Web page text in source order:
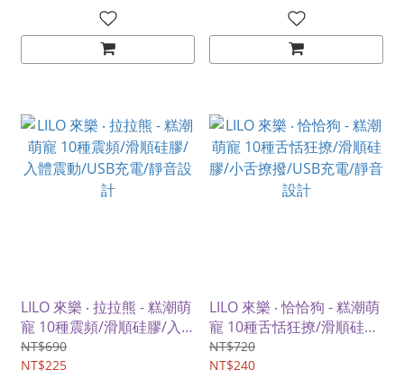
LILO 來樂 ‧ 拉拉熊 - 糕潮萌
寵 10種震頻/滑順硅膠/入
體震動/USB充電/靜音設計
NT$690
NT$225
LILO 來樂 ‧ 恰恰狗 - 糕潮萌
寵 10種舌恬狂撩/滑順硅
膠/小舌撩撥/USB充電/靜音
設計
NT$720
NT$240